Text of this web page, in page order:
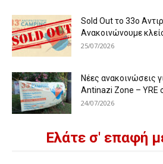
Sold Out το 33ο
Ανακοινώνουμε
25/07/2026
Νέες ανακοινώσεις
Antinazi Zone – YRE
24/07/2026
Ελάτε σ' επαφή